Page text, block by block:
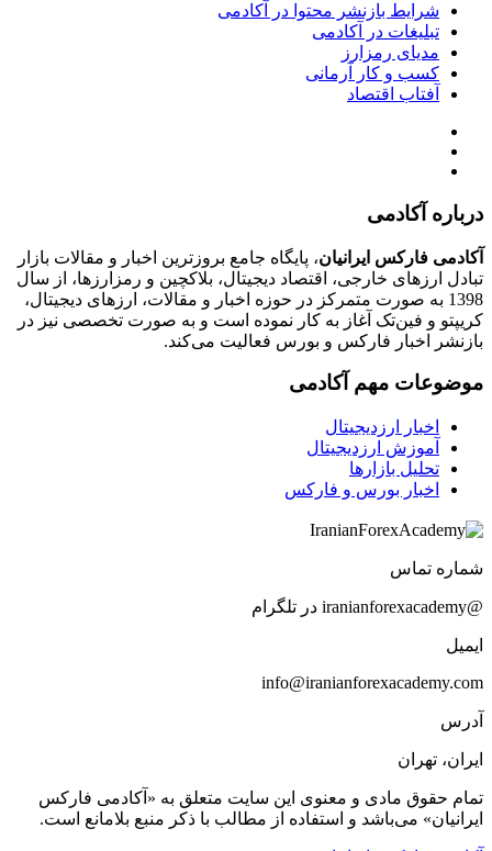
شرایط بازنشر محتوا در آکادمی
تبلیغات در آکادمی
مدیای رمزارز
کسب و کار آرمانی
آفتاب اقتصاد
درباره آکادمی
آکادمی فارکس ایرانیان، پایگاه جامع بروزترین اخبار و مقالات بازار
تبادل ارزهای خارجی، اقتصاد دیجیتال، بلاکچین و رمزارزها، از سال
1398 به صورت متمرکز در حوزه اخبار و مقالات، ارزهای‌ دیجیتال،
کریپتو و فین‌تک آغاز به کار نموده است و به صورت تخصصی نیز در
بازنشر اخبار فارکس و بورس فعالیت می‌کند.
موضوعات مهم آکادمی
اخبار ارزدیجیتال
آموزش ارزدیجیتال
تحلیل بازارها
اخبار بورس و فارکس
شماره تماس
@iranianforexacademy در تلگرام
ایمیل
info@iranianforexacademy.com
آدرس
ایران، تهران
تمام حقوق مادی و معنوی این سایت متعلق به «آکادمی فارکس
ایرانیان» می‌باشد و استفاده از مطالب با ذکر منبع بلامانع است.